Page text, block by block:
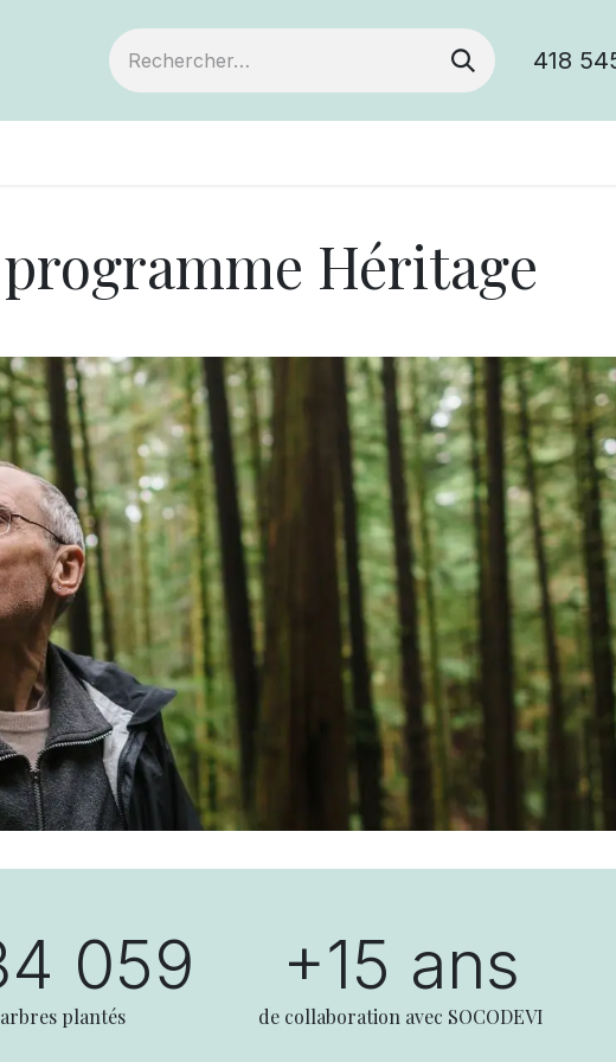
418
Héritage
059
arbres plantés
+15 ans
de collaboration avec SOCODEVI